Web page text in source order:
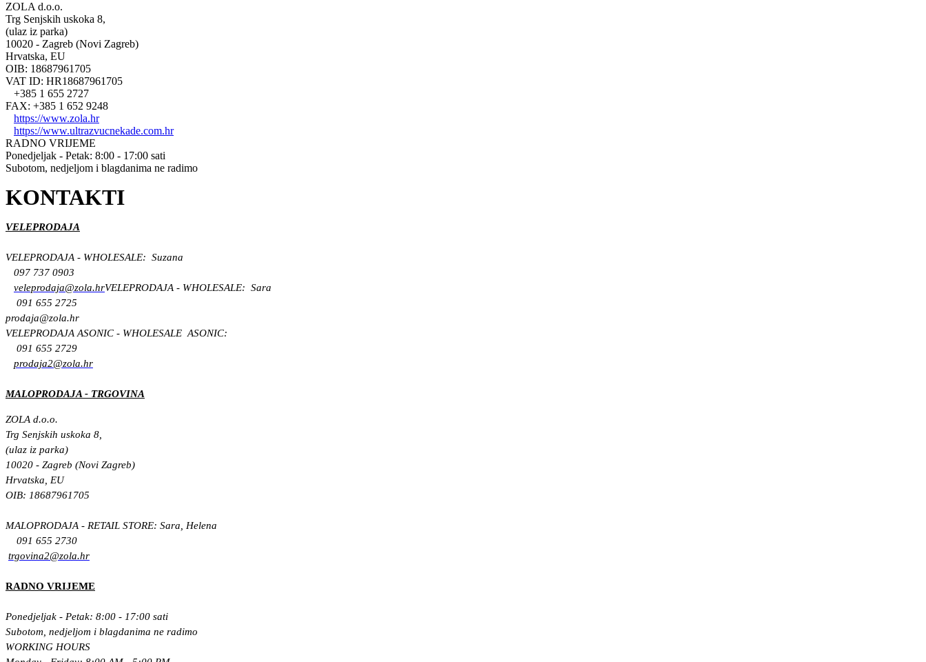
ZOLA d.o.o.
Trg Senjskih uskoka 8,
(ulaz iz parka)
10020 - Zagreb (Novi Zagreb)
Hrvatska, EU
OIB: 18687961705
VAT ID: HR18687961705
+385 1 655 2727
FAX: +385 1 652 9248
https://www.zola.hr
https://www.ultrazvucnekade.com.hr
RADNO VRIJEME
Ponedjeljak - Petak: 8:00 - 17:00 sati
Subotom, nedjeljom i blagdanima ne radimo
KONTAKTI
VELEPRODAJA
VELEPRODAJA - WHOLESALE: Suzana
097 737 0903
veleprodaja@zola.hrVELEPRODAJA - WHOLESALE: Sara
091 655 2725
prodaja@zola.hr
VELEPRODAJA ASONIC - WHOLESALE ASONIC:
091 655 2729
prodaja2@zola.hr
MALOPRODAJA - TRGOVINA
ZOLA d.o.o.
Trg Senjskih uskoka 8,
(ulaz iz parka)
10020 - Zagreb (Novi Zagreb)
Hrvatska, EU
OIB: 18687961705
MALOPRODAJA - RETAIL STORE: Sara, Helena
091 655 2730
trgovina2@zola.hr
RADNO VRIJEME
Ponedjeljak - Petak: 8:00 - 17:00 sati
Subotom, nedjeljom i blagdanima ne radimo
WORKING HOURS